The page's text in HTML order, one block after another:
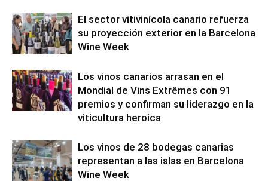
El sector vitivinícola canario refuerza
su proyección exterior en la Barcelona
Wine Week
Los vinos canarios arrasan en el
Mondial de Vins Extrêmes con 91
premios y confirman su liderazgo en la
viticultura heroica
Los vinos de 28 bodegas canarias
representan a las islas en Barcelona
Wine Week